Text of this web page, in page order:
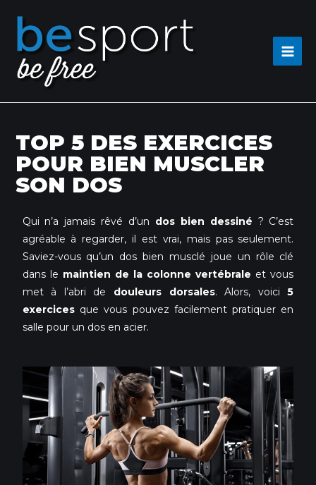
TOP 5 DES EXERCICES
POUR BIEN MUSCLER
SON DOS
Qui n’a jamais rêvé d’un dos bien dessiné ? C’est
agréable à regarder, il est vrai, mais pas seulement.
Saviez-vous qu’un dos bien musclé joue un rôle clé
dans le maintien de la colonne vertébrale et vous
met à l’abri de douleurs dorsales. Alors, voici5
exercicesque vous pouvez facilement pratiquer en
salle pour un dos en acier.